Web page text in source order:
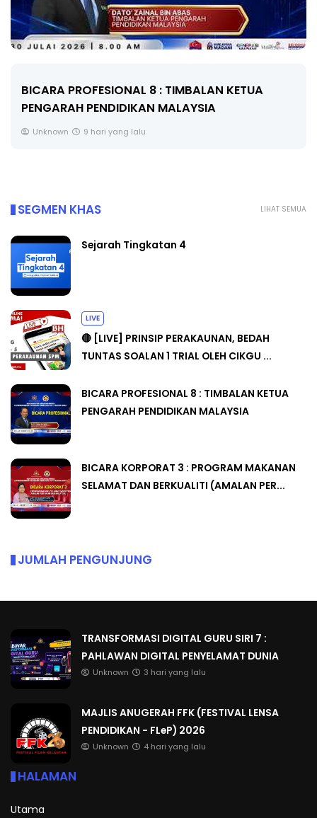
BICARA PROFESIONAL 8 : TIMBALAN KETUA
PENGARAH PENDIDIKAN MALAYSIA
Unknown 9 hari yang lalu
LIHAT SEMUA
SEGMEN KHAS
Sejarah Tingkatan 4
LIVE
🔴 [LIVE] PRINSIP PERAKAUNAN, BEDAH
TUNTAS SOALAN 1 TRIAL OLEH CIKGU ...
BICARA PROFESIONAL 8 : TIMBALAN KETUA
PENGARAH PENDIDIKAN MALAYSIA
BICARA KORPORAT 3 : PROGRAM MAKANAN
SELAMAT DAN BERKUALITI (AMALAN PER...
JUMLAH PENGUNJUNG
TRANSFORMASI DIGITAL GURU SIRI 7 :
PAHLAWAN DIGITAL PENYELAMAT DUNIA
Unknown 3 hari yang lalu
MAJLIS ANUGERAH FFK (FESTIVAL LENSA
PENDIDIKAN - FLeP) 2026
Unknown 4 hari yang lalu
HALAMAN
Utama